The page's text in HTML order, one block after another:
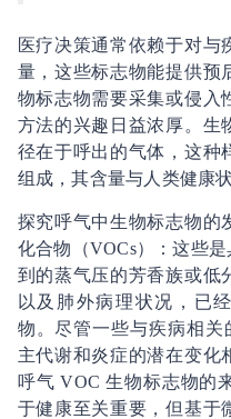
医疗决策通常依赖于对与
量，这些标志物能提供预
物标志物需要采集或侵入
方法的兴趣日益浓厚。生
径在于呼出的气体，这种
组成，其含量与人类健康
探究呼气中生物标志物的
化合物（VOCs）：这些
到的蒸气压的芳香族或低
以及肺外病理状况，已
物。尽管一些与疾病相关
主代谢和炎症的潜在变化
呼气 VOC 生物标志物的
于健康至关重要，但基于